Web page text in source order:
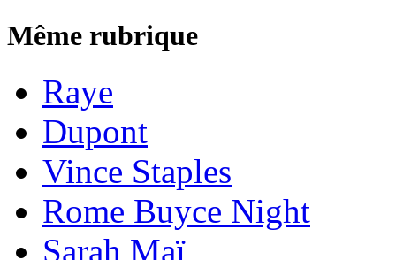
Même rubrique
Raye
Dupont
Vince Staples
Rome Buyce Night
Sarah Maï